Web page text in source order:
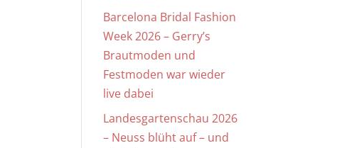
Barcelona Bridal Fashion
Week 2026 – Gerry’s
Brautmoden und
Festmoden war wieder
live dabei
Landesgartenschau 2026
– Neuss blüht auf – und